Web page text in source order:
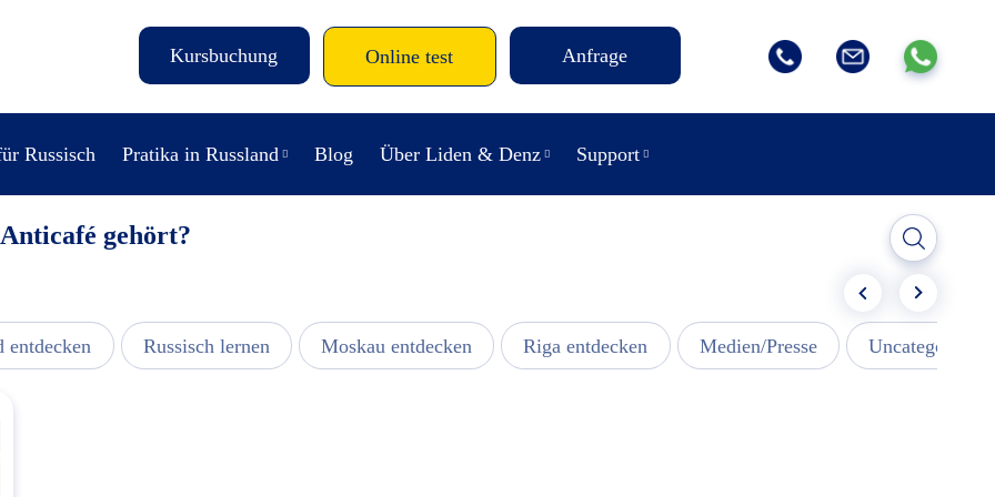
Kursbuchung Online test Anfrage
Russisch Pratika in Russland Blog Über Liden & Denz Support
gehört?
entdecken Russisch lernen Moskau entdecken Riga entdecken Medien/Presse Uncategorized